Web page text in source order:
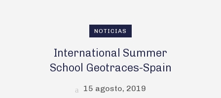
NOTICIAS
International Summer
School Geotraces-Spain
15 agosto, 2019